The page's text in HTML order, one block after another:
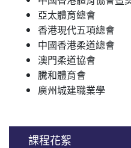
亞太體育總會
香港現代五項總會
中國香港柔道總會
澳門柔道協會
騰和體育會
廣州城建職業學
課程花絮